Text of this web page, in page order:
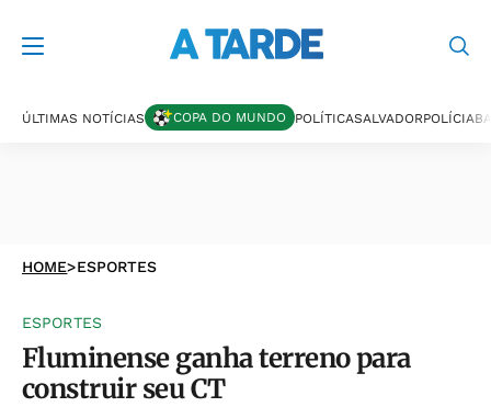
ÚLTIMAS NOTÍCIAS COPA DO MUNDO POLÍTICASALVADORPOLÍCIA
HOME>ESPORTES
ESPORTES
Fluminense ganha terreno para
construir seu CT